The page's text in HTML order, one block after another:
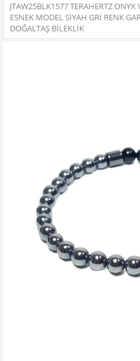
JTAW25BLK1577 TERAHERTZ
ESNEK MODEL SİYAH GRİ RENK
DOĞALTAŞ BİLEKLİK